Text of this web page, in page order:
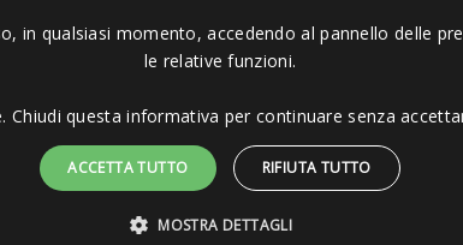
Sito protetto da reCAPTCHA.
in qualsiasi momento, accedendo al pannello delle
le relative funzioni.
Chiudi questa informativa per continuare senza
ACCETTA TUTTO RIFIUTA TUTTO
MOSTRA DETTAGLI